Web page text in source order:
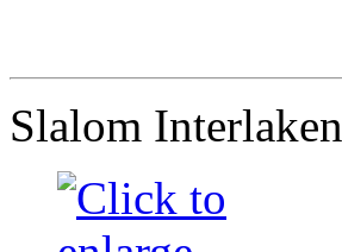
Slalom Interlaken